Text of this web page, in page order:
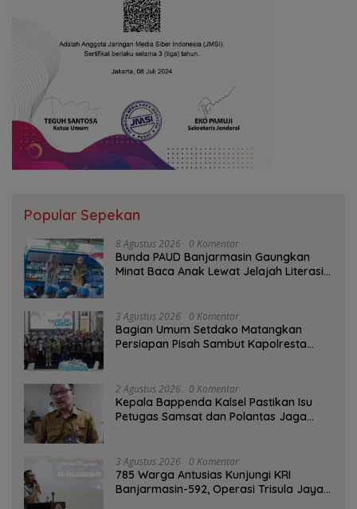
Popular Sepekan
8 Agustus 2026 0 Komentar
Bunda PAUD Banjarmasin Gaungkan
Minat Baca Anak Lewat Jelajah Literasi
3 Agustus 2026 0 Komentar
Bagian Umum Setdako Matangkan
Persiapan Pisah Sambut Kapolresta
2 Agustus 2026 0 Komentar
Kepala Bappenda Kalsel Pastikan Isu
Petugas Samsat dan Polantas Jaga
3 Agustus 2026 0 Komentar
785 Warga Antusias Kunjungi KRI
Banjarmasin-592, Operasi Trisula Jaya